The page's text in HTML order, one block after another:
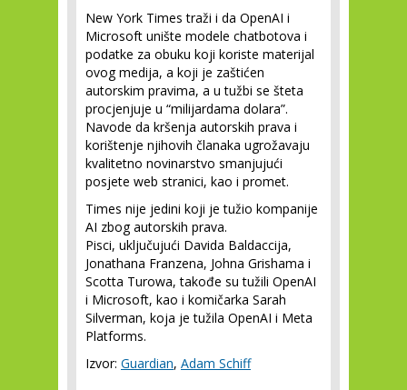
New York Times traži i da OpenAI i
Microsoft unište modele chatbotova i
podatke za obuku koji koriste materijal
ovog medija, a koji je zaštićen
autorskim pravima, a u tužbi se šteta
procjenjuje u “milijardama dolara”.
Navode da kršenja autorskih prava i
korištenje njihovih članaka ugrožavaju
kvalitetno novinarstvo smanjujući
posjete web stranici, kao i promet.
Times nije jedini koji je tužio kompanije
AI zbog autorskih prava.
Pisci, uključujući Davida Baldaccija,
Jonathana Franzena, Johna Grishama i
Scotta Turowa, takođe su tužili OpenAI
i Microsoft, kao i komičarka Sarah
Silverman, koja je tužila OpenAI i Meta
Platforms.
Izvor: Guardian, Adam Schiff